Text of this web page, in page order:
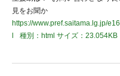
見をお聞か
https://www.pref.saitama.lg.jp/
種別：html サイズ：23.054KB